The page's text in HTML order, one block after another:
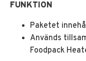
FUNKTION
Paketet
Används
Foodpack